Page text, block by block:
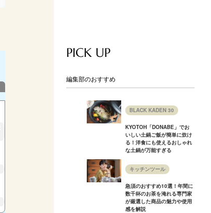
PICK UP
編集部のおすすめ
BLACK KADEN 30
KYOTOH「DONABE」でお
いしい土鍋ご飯が簡単に炊け
る！洋食にも使えるおしゃれ
な土鍋が万能すぎる
キッチンツール
急須のおすすめ10選！年間に
数千杯のお茶を淹れる専門家
が厳選した商品の魅力や使用
感を解説